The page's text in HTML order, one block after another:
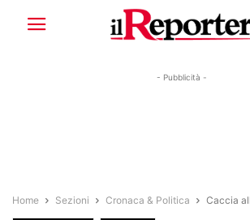
- Pubblicità -
Home Sezioni Cronaca & Politica Caccia